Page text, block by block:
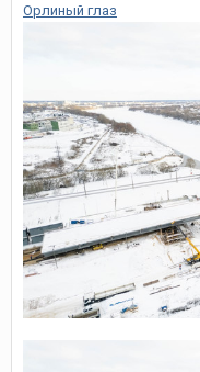
Орлиный глаз